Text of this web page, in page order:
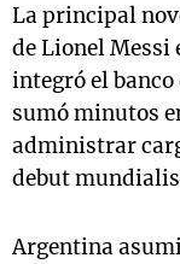
La principal
de Lionel Messi
integró el
sumó minutos
administrar
debut
Argentina